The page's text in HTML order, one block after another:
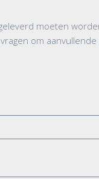
moeten
om